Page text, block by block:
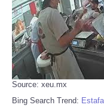
Source: xeu.mx
Bing Search Trend: Estafa